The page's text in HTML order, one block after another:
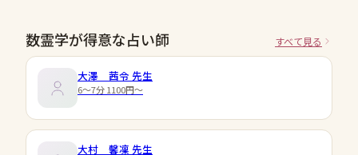
数霊学が得意な占い師 すべて見る
大澤 茜令 先生
6～7分 1100円～
大村 馨凜 先生